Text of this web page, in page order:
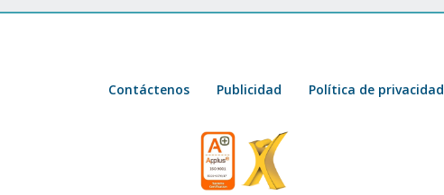
Contáctenos Publicidad Política de privacidad